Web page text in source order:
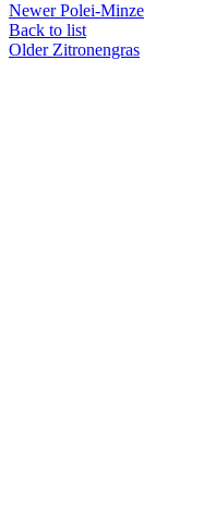
Newer Polei-Minze
Back to list
Older Zitronengras